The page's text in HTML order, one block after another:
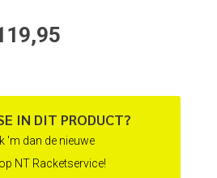
Huidige
€ 119,95.
IN DIT PRODUCT?
'm dan de nieuwe
NT Racketservice!